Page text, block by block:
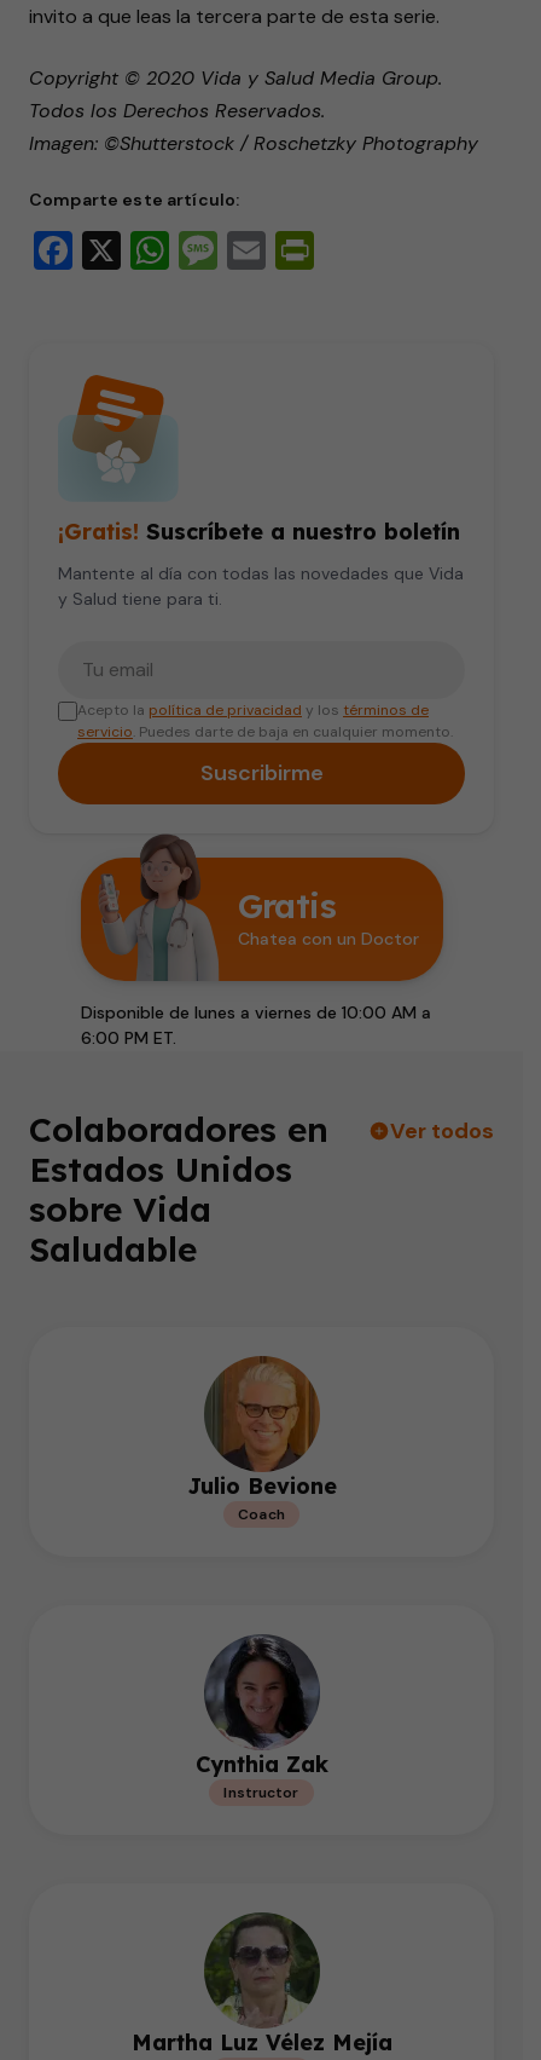
invito a que leas la tercera parte de esta serie.
Copyright © 2020 Vida y Salud Media Group.
Todos los Derechos Reservados.
Imagen: ©Shutterstock / Roschetzky Photography
Comparte este artículo:
Facebook
X WhatsApp
Message
Email
¡Gratis! Suscríbete a nuestro boletín
Mantente al día con todas las novedades que Vida
y Salud tiene para ti.
Acepto la política de privacidad y los términos de
servicio. Puedes darte de baja en cualquier momento.
Suscribirme
Gratis
Chatea con un Doctor
Disponible de lunes a viernes de 10:00 AM a
6:00 PM ET.
Colaboradores en
Estados Unidos
sobre Vida
Saludable
Ver todos
Julio Bevione
Coach
Cynthia Zak
Instructor
Martha Luz Vélez Mejía